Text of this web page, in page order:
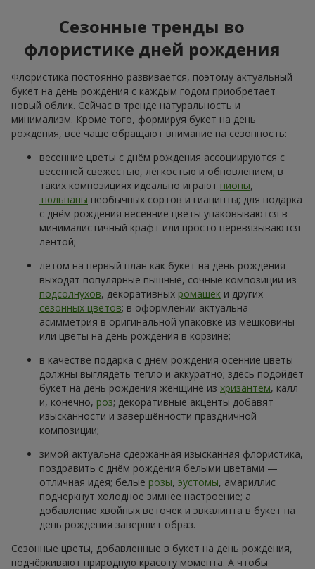
Сезонные тренды во
флористике дней рождения
Флористика постоянно развивается, поэтому актуальный
букет на день рождения с каждым годом приобретает
новый облик. Сейчас в тренде натуральность и
минимализм. Кроме того, формируя букет на день
рождения, всё чаще обращают внимание на сезонность:
весенние цветы с днём рождения ассоциируются с
весенней свежестью, лёгкостью и обновлением; в
таких композициях идеально играют пионы,
тюльпаны необычных сортов и гиацинты; для подарка
с днём рождения весенние цветы упаковываются в
минималистичный крафт или просто перевязываются
лентой;
летом на первый план как букет на день рождения
выходят популярные пышные, сочные композиции из
подсолнухов, декоративных ромашек и других
сезонных цветов; в оформлении актуальна
асимметрия в оригинальной упаковке из мешковины
или цветы на день рождения в корзине;
в качестве подарка с днём рождения осенние цветы
должны выглядеть тепло и аккуратно; здесь подойдёт
букет на день рождения женщине из хризантем, калл
и, конечно, роз; декоративные акценты добавят
изысканности и завершённости праздничной
композиции;
зимой актуальна сдержанная изысканная флористика,
поздравить с днём рождения белыми цветами —
отличная идея; белые розы, эустомы, амариллис
подчеркнут холодное зимнее настроение; а
добавление хвойных веточек и эвкалипта в букет на
день рождения завершит образ.
Сезонные цветы, добавленные в букет на день рождения,
подчёркивают природную красоту момента. А чтобы